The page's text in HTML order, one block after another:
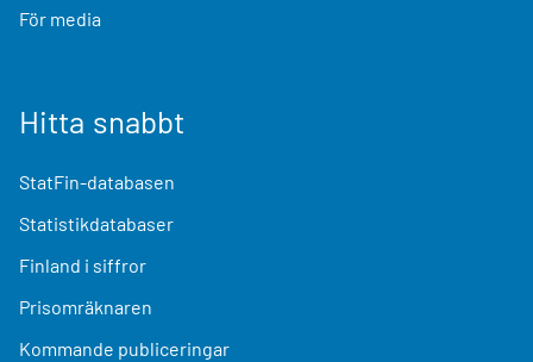
För media
Hitta snabbt
StatFin-databasen
Statistikdatabaser
Finland i siffror
Prisomräknaren
Kommande publiceringar